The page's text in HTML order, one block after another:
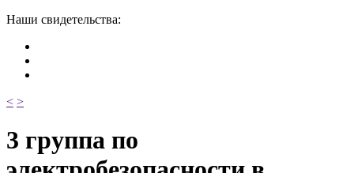
Наши свидетельства:
< >
3 группа по